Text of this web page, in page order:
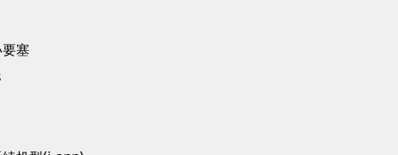
要塞